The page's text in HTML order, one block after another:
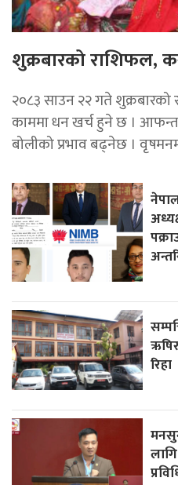
शुक्रबारको राशिफल,
२०८३ साउन २२ गते
काममा धन खर्च हुने छ ।
बोलीको प्रभाव बढ्नेछ ।
रिहा